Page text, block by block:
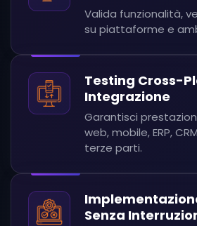
Valida funzionalità,
su piattaforme e
Testing Cross-
Integrazione
Garantisci
web, mobile, ERP,
terze parti.
Senza